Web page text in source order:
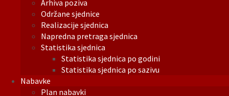
Arhiva poziva
Održane sjednice
Realizacije sjednica
Napredna pretraga sjednica
Statistika sjednica
Statistika sjednica po godini
Statistika sjednica po sazivu
Nabavke
Plan nabavki